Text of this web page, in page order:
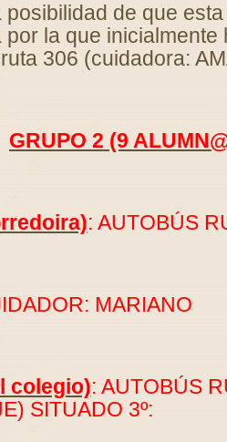
posibilidad de que
por la que inicialmente
306 (cuidadora:
GRUPO 2 (9
: AUTOBÚS
MARIANO
colegio): AUTOBÚS
SITUADO 3º: